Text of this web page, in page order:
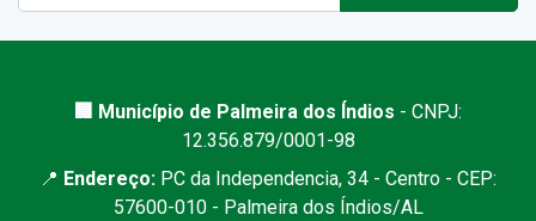
🏢 Município de Palmeira dos Índios - CNPJ:
12.356.879/0001-98
📍 Endereço: PC da Independencia, 34 - Centro - CEP:
57600-010 - Palmeira dos Índios/AL